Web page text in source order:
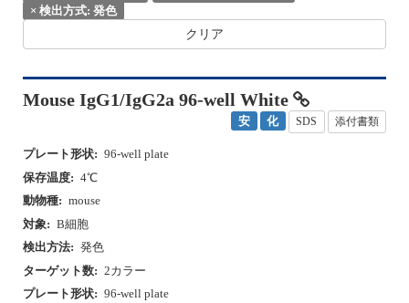
× 検出方式: 発色
クリア
Mouse IgG1/IgG2a 96-well White
安 化 SDS 添付書類
プレート形状: 96-well plate
保存温度: 4℃
動物種: mouse
対象: B細胞
検出方法: 発色
ターゲット数: 2カラー
プレート形状: 96-well plate